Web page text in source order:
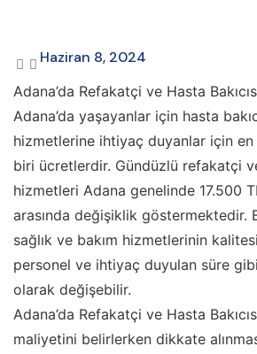
Haziran 8, 2024
Adana’da Refakatçi ve Hasta
Adana’da yaşayanlar için hasta
hizmetlerine ihtiyaç duyanlar için
biri ücretlerdir. Gündüzlü refakatçi ve
hizmetleri Adana genelinde 17.500
arasında değişiklik göstermektedir.
sağlık ve bakım hizmetlerinin
personel ve ihtiyaç duyulan süre
olarak değişebilir.
Adana’da Refakatçi ve Hasta
maliyetini belirlerken dikkate